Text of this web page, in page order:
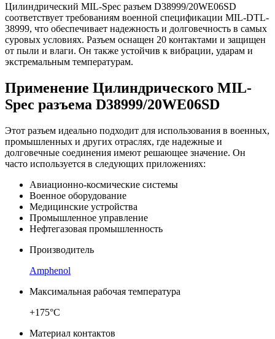
Цилиндрический MIL-Spec разъем D38999/20WE06SD
соответствует требованиям военной спецификации MIL-DTL-
38999, что обеспечивает надежность и долговечность в самых
суровых условиях. Разъем оснащен 20 контактами и защищен
от пыли и влаги. Он также устойчив к вибрации, ударам и
экстремальным температурам.
Применение Цилиндрического MIL-
Spec разъема D38999/20WE06SD
Этот разъем идеально подходит для использования в военных,
промышленных и других отраслях, где надежные и
долговечные соединения имеют решающее значение. Он
часто используется в следующих приложениях:
Авиационно-космические системы
Военное оборудование
Медицинские устройства
Промышленное управление
Нефтегазовая промышленность
Производитель
Amphenol
Максимальная рабочая температура
+175°C
Материал контактов